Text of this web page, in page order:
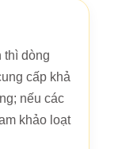
thì dòng
cấp khả
nếu các
khảo loạt